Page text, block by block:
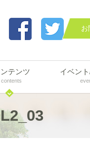
お
テンツ
contents
イベン